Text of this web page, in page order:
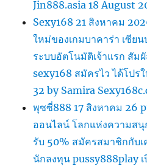
Jin888.asia 18 August
Sexy168 21 สิงหาคม
ใหม่ของเกมบาคาร่า เซีย
ระบบอัตโนมัติเจ้าแรก สัม
sexy168 สมัครไว ได้โป
32 by Samira
พุซซี่888 17 สิงหาคม 26
ออนไลน์ โลกแห่งความส
รับ 50% สมัครสมาชิกกับ
นักลงทุน pussy888play